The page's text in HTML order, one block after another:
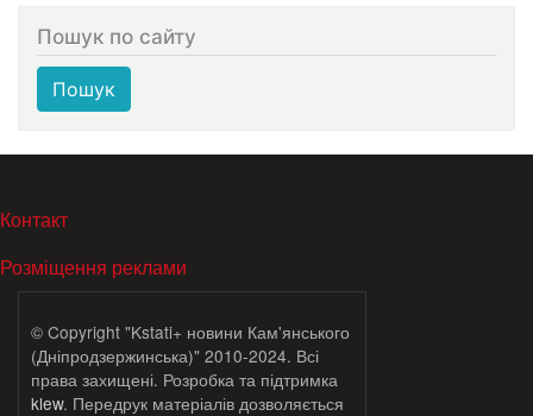
Пошук по сайту
Пошук
МЕНЮ В ПОДВАЛЕ
Контакт
Розміщення реклами
© Copyright "Kstati+ новини Кам'янського
(Дніпродзержинська)" 2010-2024. Всі
права захищені. Розробка та підтримка
klew. Передрук матеріалів дозволяється